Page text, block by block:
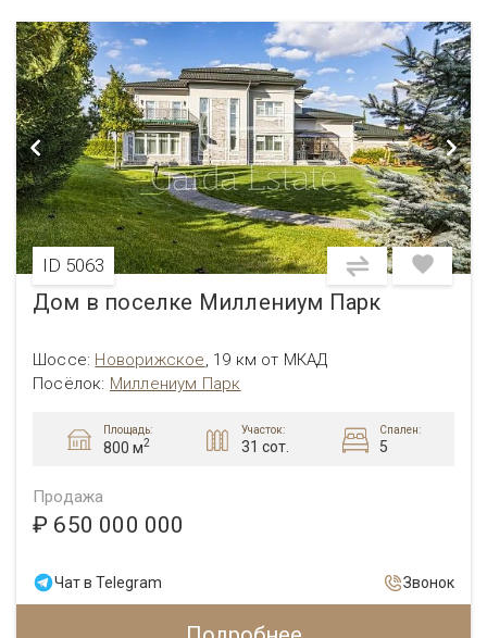
ID 5063
Дом в поселке Миллениум Парк
Шоссе: Новорижское, 19 км от МКАД
Посёлок: Миллениум Парк
Площадь:
800 м2
Участок:
31 сот.
Спален:
5
Продажа
₽ 650 000 000
Чат в Telegram Звонок